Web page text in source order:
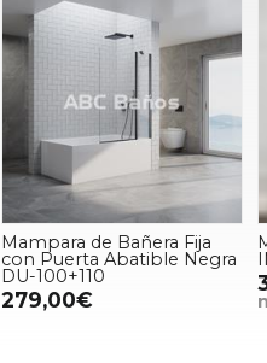
Mampara de Bañera Fija
con Puerta Abatible Negra
DU-100+110
279,00€